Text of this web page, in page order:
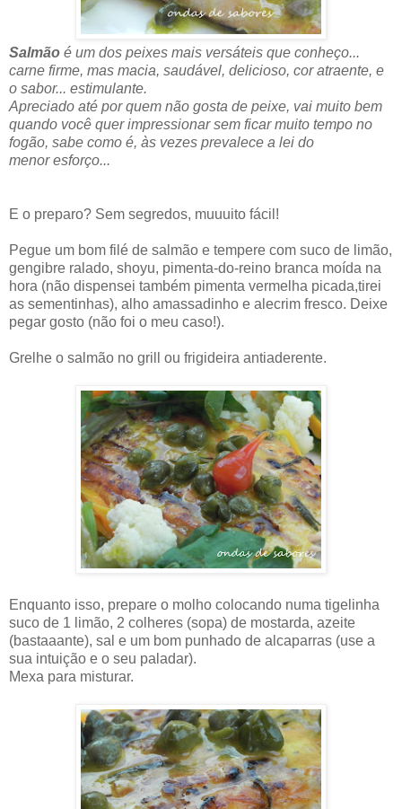
Salmão é um dos peixes mais versáteis que conheço...
carne firme, mas macia, saudável, delicioso, cor atraente, e
o sabor... estimulante.
Apreciado até por quem não gosta de peixe, vai muito bem
quando você quer impressionar sem ficar muito tempo no
fogão, sabe como é, às vezes prevalece a lei do
menor esforço...
E o preparo? Sem segredos, muuuito fácil!
Pegue um bom filé de salmão e tempere com suco de limão,
gengibre ralado, shoyu, pimenta-do-reino branca moída na
hora (não dispensei também pimenta vermelha picada,tirei
as sementinhas), alho amassadinho e alecrim fresco. Deixe
pegar gosto (não foi o meu caso!).
Grelhe o salmão no grill ou frigideira antiaderente.
Enquanto isso, prepare o molho colocando numa tigelinha
suco de 1 limão, 2 colheres (sopa) de mostarda, azeite
(bastaaante), sal e um bom punhado de alcaparras (use a
sua intuição e o seu paladar).
Mexa para misturar.